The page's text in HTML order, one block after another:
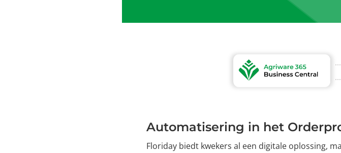
Automatisering in het
Floriday biedt kwekers al een digitale oplossing,